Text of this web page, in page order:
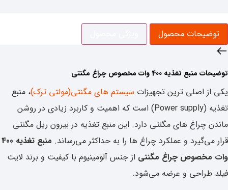
توضیحات محصول
توضیحات ‌منبع تغذیه 400 وات مخصوص چراغ مگنتی
یکی از اصلی ترین تجهیزات سیستم های مگنتی(مولتی ترک)، منبع
تغذیه (Power supply) است که اهمیت و کاربرد زیادی در روشن
ماندن چراغ های مگنتی دارد. این منبع تغذیه در بیرون ریل مگنتی
قرار می‌گیرد و عملکرد چراغ ها را به حداکثر می‌رساند.
منبع تغذیه 400
وات مخصوص چراغ مگنتی از جنس آلومینیوم با کیفیت و برند لایت
فیلد طراحی و عرضه می‌شود.